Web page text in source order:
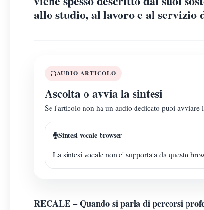
allo studio, al lavoro e al servizio
AUDIO ARTICOLO
Ascolta o avvia la sintesi
Se l'articolo non ha un audio dedicato puoi avviare
Sintesi vocale browser
La sintesi vocale non e' supportata da questo
RECALE – Quando si parla di percorsi